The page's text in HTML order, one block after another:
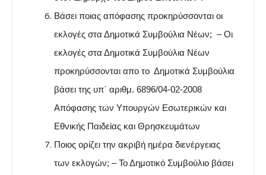
Βάσει ποιας απόφασης προκηρύσσονται οι
εκλογές στα Δημοτικά Συμβούλια Νέων; – Οι
εκλογές στα Δημοτικά Συμβούλια Νέων
προκηρύσσονται απο το Δημοτικά Συμβούλια
βάσει της υπ΄ αριθμ. 6896/04-02-2008
Απόφασης των Υπουργών Εσωτερικών και
Εθνικής Παιδείας και Θρησκευμάτων
Ποιος ορίζει την ακριβή ημέρα διενέργειας
των εκλογών; – Το Δημοτικό Συμβούλιο βάσει